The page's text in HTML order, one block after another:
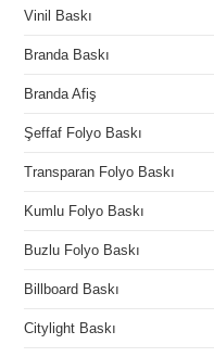
Vinil Baskı
Branda Baskı
Branda Afiş
Şeffaf Folyo Baskı
Transparan Folyo Baskı
Kumlu Folyo Baskı
Buzlu Folyo Baskı
Billboard Baskı
Citylight Baskı